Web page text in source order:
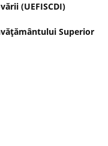
(UEFISCDI)
Superior